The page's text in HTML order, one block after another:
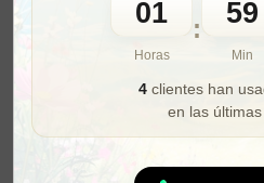
01
Horas
: 59
Min
4clientes han
en las últimas